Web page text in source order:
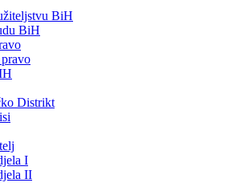
BiH
BiH
Distrikt
I
II